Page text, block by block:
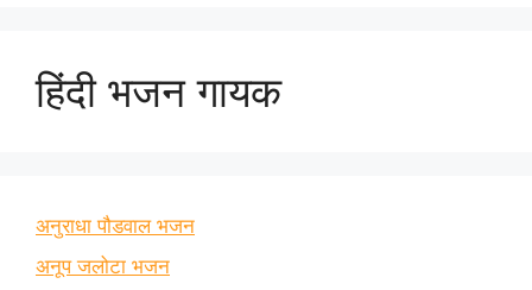
हिंदी भजन गायक
अनुराधा पौडवाल भजन
अनूप जलोटा भजन